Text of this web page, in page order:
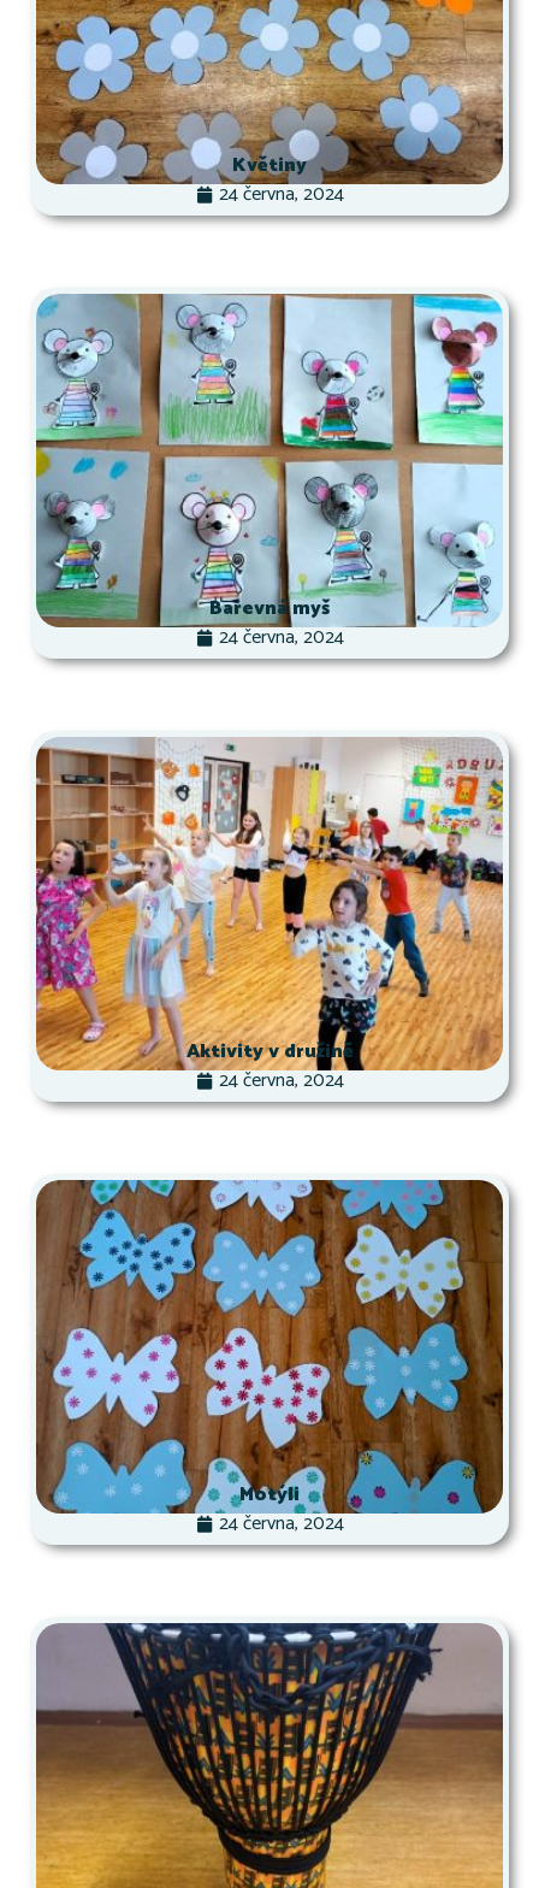
Květiny
24 června, 2024
Barevná myš
24 června, 2024
Aktivity v družině
24 června, 2024
Motýli
24 června, 2024